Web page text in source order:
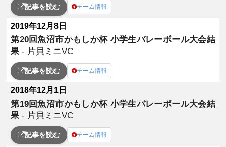
記事を読む チーム情報
2019年12月8日
第20回魚沼市かもしか杯 小学生バレーボール大会結
果- 片貝ミニVC
記事を読む チーム情報
2018年12月1日
第19回魚沼市かもしか杯 小学生バレーボール大会結
果- 片貝ミニVC
記事を読む チーム情報